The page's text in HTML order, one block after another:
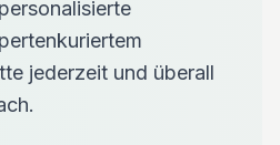
jederzeit und überall